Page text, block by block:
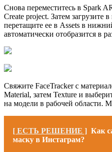
Снова переместитесь в Spark
Create project. Затем загрузите
перетащите ее в Assets в
автоматически отобразится в
Свяжите FaceTracker с
Material, затем Texture и
на модели в рабочей области.
[ ЕСТЬ РЕШЕНИЕ ] Как
маску в Инстаграм?